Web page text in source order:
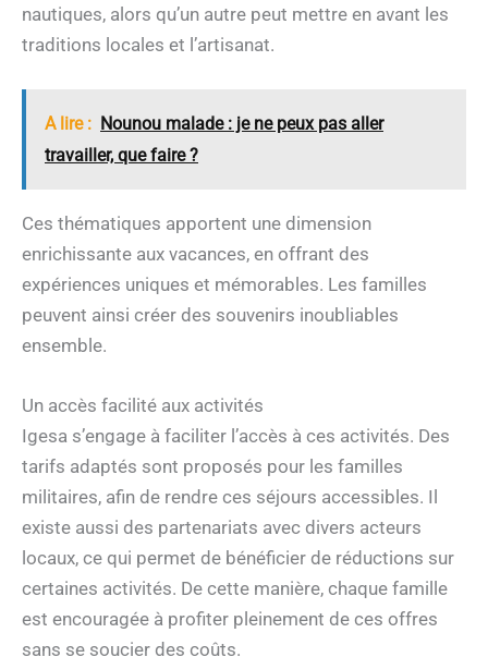
nautiques, alors qu’un autre peut mettre en avant les
traditions locales et l’artisanat.
A lire : Nounou malade : je ne peux pas aller
travailler, que faire ?
Ces thématiques apportent une dimension
enrichissante aux vacances, en offrant des
expériences uniques et mémorables. Les familles
peuvent ainsi créer des souvenirs inoubliables
ensemble.
Un accès facilité aux activités
Igesa s’engage à faciliter l’accès à ces activités. Des
tarifs adaptés sont proposés pour les familles
militaires, afin de rendre ces séjours accessibles. Il
existe aussi des partenariats avec divers acteurs
locaux, ce qui permet de bénéficier de réductions sur
certaines activités. De cette manière, chaque famille
est encouragée à profiter pleinement de ces offres
sans se soucier des coûts.